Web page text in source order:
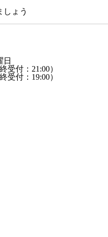
しょう
日
受付：21:00）
：19:00）